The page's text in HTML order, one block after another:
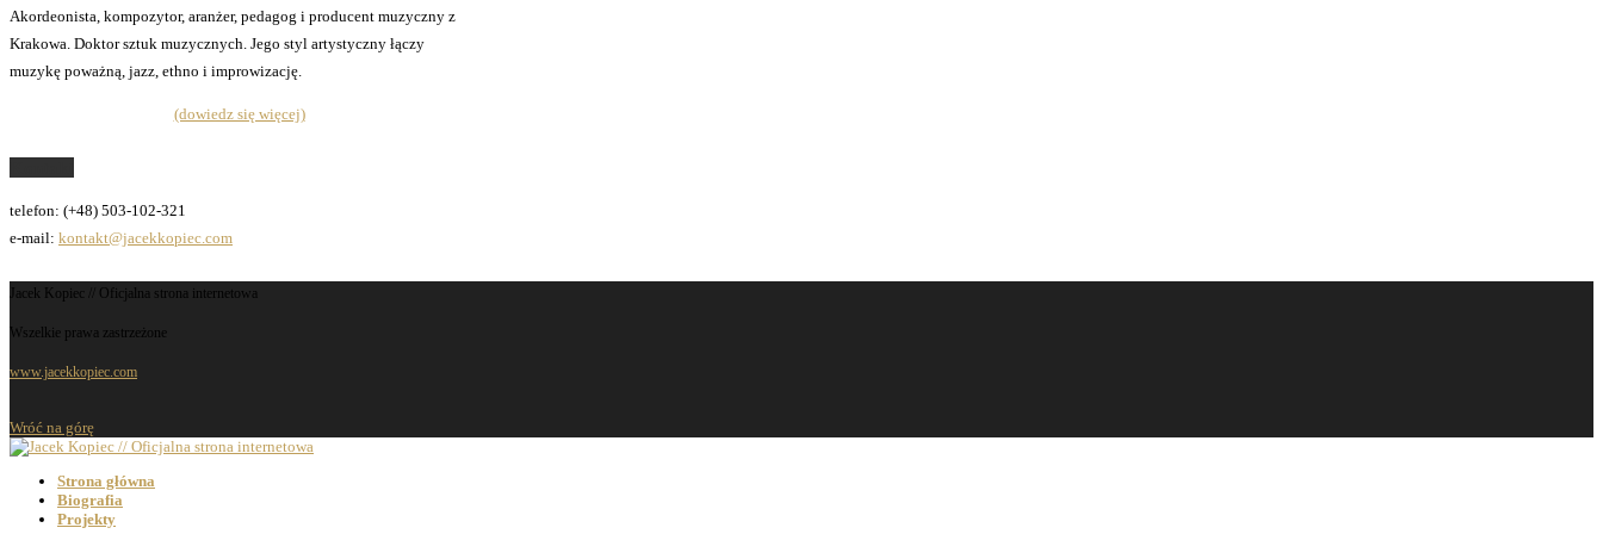
Akordeonista, kompozytor, aranżer, pedagog i producent muzyczny z
Krakowa. Doktor sztuk muzycznych. Jego styl artystyczny łączy
muzykę poważną, jazz, ethno i improwizację.
(dowiedz się więcej)
telefon: (+48) 503-102-321
e-mail: kontakt@jacekkopiec.com
Jacek Kopiec // Oficjalna strona internetowa
Wszelkie prawa zastrzeżone
www.jacekkopiec.com
Wróć na górę
Strona główna
Biografia
Projekty